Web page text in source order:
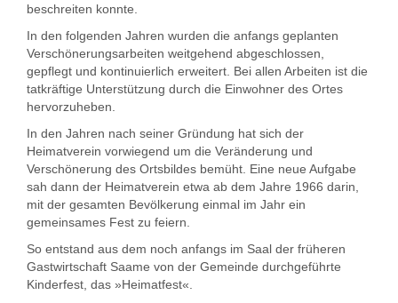
beschreiten konnte.
In den folgenden Jahren wurden die anfangs geplanten
Verschönerungsarbeiten weitgehend abge­schlossen,
gepflegt und kontinuierlich erweitert. Bei allen Arbeiten ist die
tatkräftige Unterstützung durch die Einwohner des Ortes
hervorzuheben.
In den Jahren nach seiner Gründung hat sich der
Heimatverein vorwiegend um die Verände­rung und
Verschönerung des Ortsbildes be­müht. Eine neue Aufgabe
sah dann der Hei­matverein etwa ab dem Jahre 1966 darin,
mit der gesamten Bevölkerung einmal im Jahr ein
gemeinsames Fest zu feiern.
So entstand aus dem noch anfangs im Saal der früheren
Gastwirtschaft Saame von der Ge­meinde durchgeführte
Kinderfest, das »Heimat­fest«.